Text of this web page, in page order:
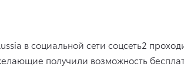
в социальной сети соцсеть2
получили возможность